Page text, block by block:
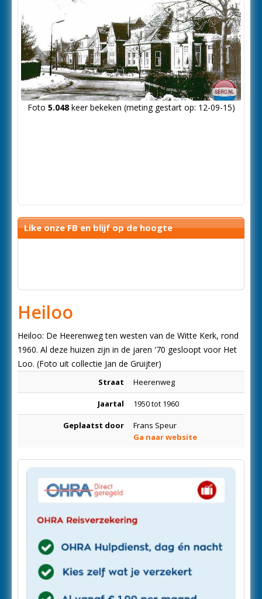
Foto 5.048keer bekeken (meting gestart op: 12-09-15)
Like onze FB en blijf op de hoogte
Heiloo
Heiloo: De Heerenweg ten westen van de Witte Kerk, rond
1960. Al deze huizen zijn in de jaren '70 gesloopt voor Het
Loo. (Foto uit collectie Jan de Gruijter)
Straat Heerenweg
Jaartal 1950 tot 1960
Geplaatst door
Frans Speur
Ga naar website